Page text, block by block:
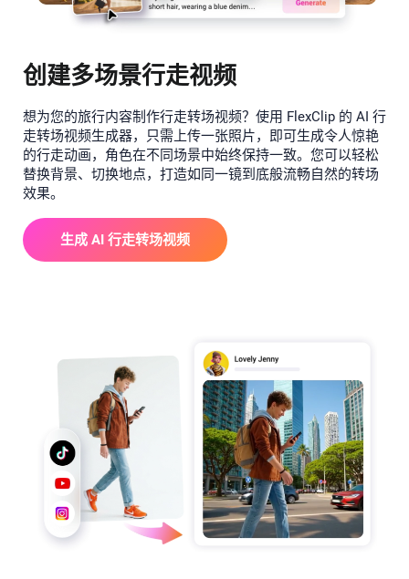
创建多场景行走视频
想为您的旅行内容制作行走转场视频？使用 FlexClip 的 AI 行
走转场视频生成器，只需上传一张照片，即可生成令人惊艳
的行走动画，角色在不同场景中始终保持一致。您可以轻松
替换背景、切换地点，打造如同一镜到底般流畅自然的转场
效果。
生成 AI 行走转场视频